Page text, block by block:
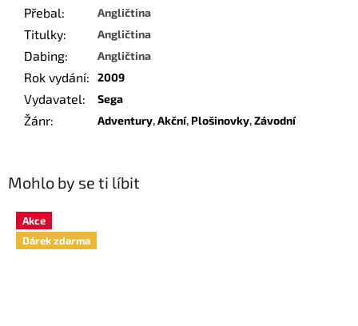
Mohlo by se ti líbit
Akce
Dárek zdarma
Přebal: Angličtina
Titulky: Angličtina
Dabing: Angličtina
Rok vydání: 2009
Vydavatel: Sega
Žánr: Adventury,Akční, Plošinovky,Závodní